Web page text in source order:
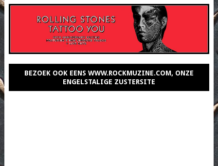
BEZOEK OOK EENS WWW.ROCKMUZINE.COM, ONZE
ENGELSTALIGE ZUSTERSITE